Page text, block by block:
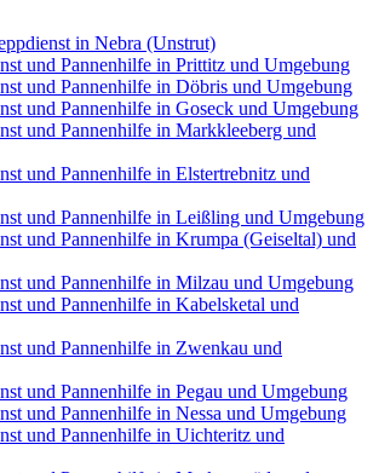
in Nebra (Unstrut)
und Pannenhilfe in Prittitz und Umgebung
und Pannenhilfe in Döbris und Umgebung
und Pannenhilfe in Goseck und Umgebung
und Pannenhilfe in Markkleeberg und
und Pannenhilfe in Elstertrebnitz und
und Pannenhilfe in Leißling und Umgebung
und Pannenhilfe in Krumpa (Geiseltal) und
und Pannenhilfe in Milzau und Umgebung
und Pannenhilfe in Kabelsketal und
und Pannenhilfe in Zwenkau und
und Pannenhilfe in Pegau und Umgebung
und Pannenhilfe in Nessa und Umgebung
und Pannenhilfe in Uichteritz und